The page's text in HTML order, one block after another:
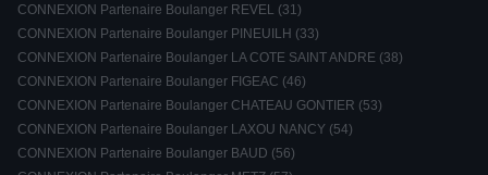
CONNEXION Partenaire Boulanger REVEL (31)
CONNEXION Partenaire Boulanger PINEUILH (33)
CONNEXION Partenaire Boulanger LA COTE SAINT ANDRE (38)
CONNEXION Partenaire Boulanger FIGEAC (46)
CONNEXION Partenaire Boulanger CHATEAU GONTIER (53)
CONNEXION Partenaire Boulanger LAXOU NANCY (54)
CONNEXION Partenaire Boulanger BAUD (56)